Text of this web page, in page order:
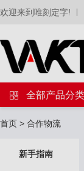
欢迎来到唯刻定字!
全部产品分类
首页 > 合作物流
新手指南